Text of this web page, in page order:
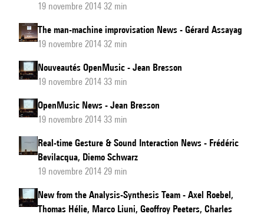
19 novembre 2014 32 min
The man-machine improvisation News - Gérard Assayag
19 novembre 2014 32 min
Nouveautés OpenMusic - Jean Bresson
19 novembre 2014 33 min
OpenMusic News - Jean Bresson
19 novembre 2014 33 min
Real-time Gesture & Sound Interaction News - Frédéric
Bevilacqua, Diemo Schwarz
19 novembre 2014 29 min
New from the Analysis-Synthesis Team - Axel Roebel,
Thomas Hélie, Marco Liuni, Geoffroy Peeters, Charles